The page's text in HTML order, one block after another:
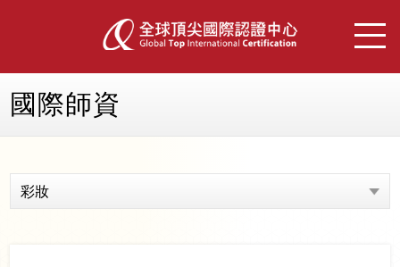
國際師資
彩妝